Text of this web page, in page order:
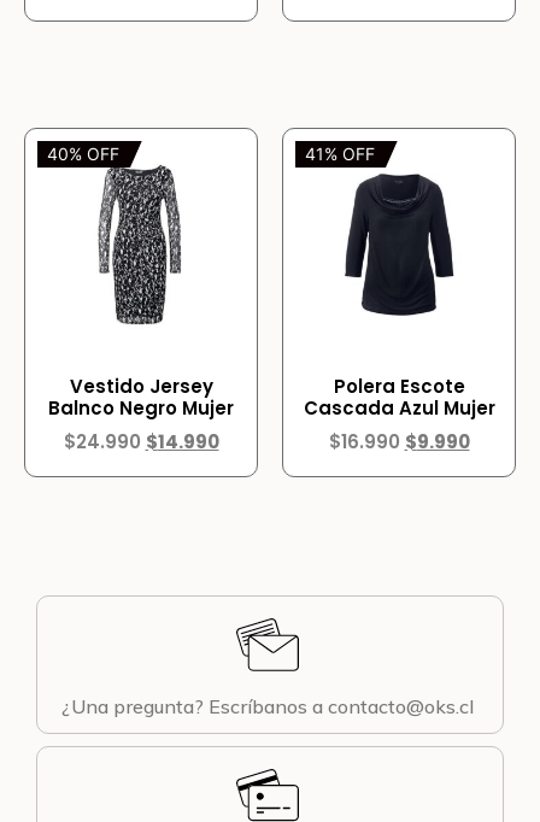
40% OFF
Vestido Jersey
Balnco Negro Mujer
$24.990 $14.990
41% OFF
Polera Escote
Cascada Azul Mujer
$16.990 $9.990
¿Una pregunta? Escríbanos a contacto@oks.cl